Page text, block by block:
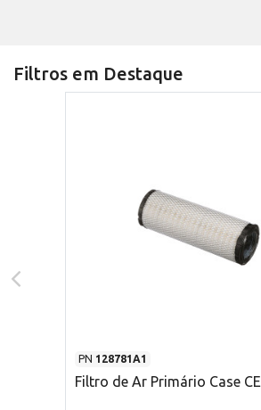
Filtros em Destaque
PN 128781A1
Filtro de Ar Primário Case CE